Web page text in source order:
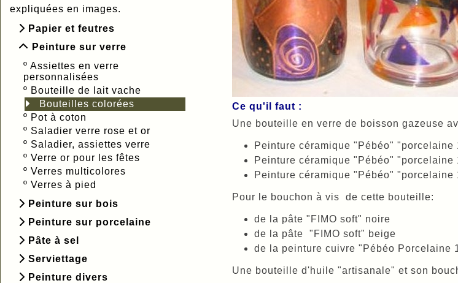
expliquées en images.
Papier et feutres
Peinture sur verre
º Assiettes en verre
personnalisées
º Bouteille de lait vache
Bouteilles colorées
º Pot à coton
º Saladier verre rose et or
º Saladier, assiettes verre
º Verre or pour les fêtes
º Verres multicolores
º Verres à pied
Peinture sur bois
Peinture sur porcelaine
Pâte à sel
Serviettage
Peinture divers
Ce qu'il faut :
Une bouteille en verre de boisson gazeuse
Peinture céramique "Pébéo" "porcelaine
Peinture céramique "Pébéo" "porcelaine
Peinture céramique "Pébéo" "porcelaine
Pour le bouchon à vis de cette bouteille:
de la pâte "FIMO soft" noire
de la pâte "FIMO soft" beige
de la peinture cuivre "Pébéo Porcelaine
Une bouteille d'huile "artisanale" et son